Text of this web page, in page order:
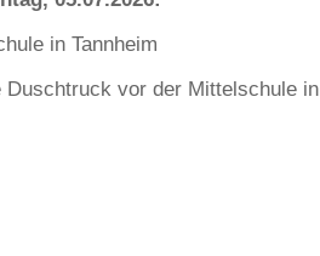
in Tannheim
Duschtruck vor der Mittelschule in